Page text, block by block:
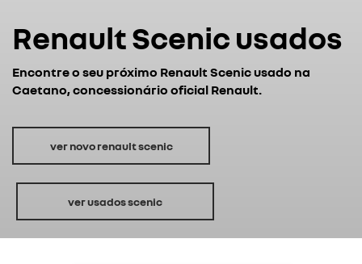
Caetano
Renault Scenic usados
Encontre o seu próximo Renault Scenic usado na
Caetano, concessionário oficial Renault.
ver novo renault scenic
ver usados scenic